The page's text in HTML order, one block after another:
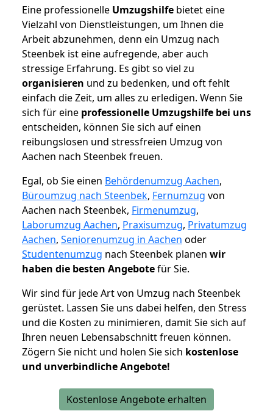
Eine professionelle Umzugshilfe bietet eine
Vielzahl von Dienstleistungen, um Ihnen die
Arbeit abzunehmen, denn ein Umzug nach
Steenbek ist eine aufregende, aber auch
stressige Erfahrung. Es gibt so viel zu
organisieren und zu bedenken, und oft fehlt
einfach die Zeit, um alles zu erledigen. Wenn Sie
sich für eine professionelle Umzugshilfe bei uns
entscheiden, können Sie sich auf einen
reibungslosen und stressfreien Umzug von
Aachen nach Steenbek freuen.
Egal, ob Sie einen Behördenumzug Aachen,
Büroumzug nach Steenbek, Fernumzug von
Aachen nach Steenbek, Firmenumzug,
Laborumzug Aachen, Praxisumzug, Privatumzug
Aachen, Seniorenumzug in Aachen oder
Studentenumzug nach Steenbek planen wir
haben die besten Angebotefür Sie.
Wir sind für jede Art von Umzug nach Steenbek
gerüstet. Lassen Sie uns dabei helfen, den Stress
und die Kosten zu minimieren, damit Sie sich auf
Ihren neuen Lebensabschnitt freuen können.
Zögern Sie nicht und holen Sie sich kostenlose
und unverbindliche Angebote!
Kostenlose Angebote erhalten